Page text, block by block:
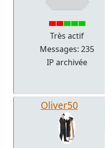
Très actif
Messages: 235
IP archivée
Oliver50